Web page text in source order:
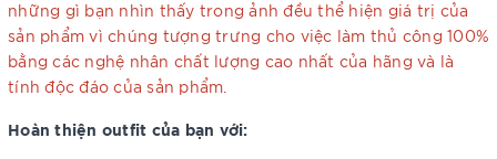
những gì bạn nhìn thấy trong ảnh đều thể hiện giá trị của
sản phẩm vì chúng tượng trưng cho việc làm thủ công 100%
bằng các nghệ nhân chất lượng cao nhất của hãng và là
tính độc đáo của sản phẩm.
Hoàn thiện outfit của bạn với: